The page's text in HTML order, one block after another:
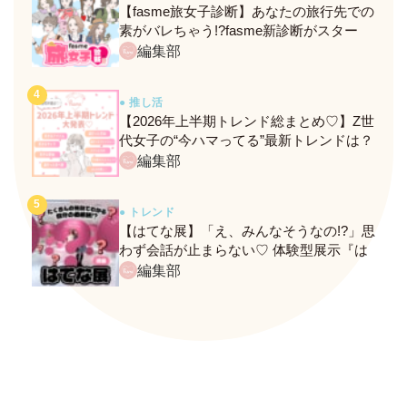
【fasme旅女子診断】あなたの旅行先での
素がバレちゃう!?fasme新診断がスター
ト！編集部
● 推し活
【2026年上半期トレンド総まとめ♡】Z世
代女子の“今ハマってる”最新トレンドは？
ネクストバズ予報もチェック♪
編集部
● トレンド
【はてな展】「え、みんなそうなの!?」思
わず会話が止まらない♡ 体験型展示『は
てな展』に行ってきたレポ
編集部